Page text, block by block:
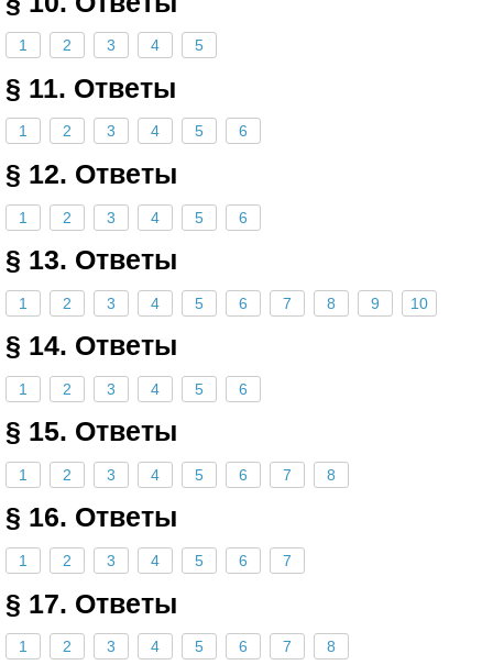
1 2 3 4 5
§ 11. Ответы
1 2 3 4 5 6
§ 12. Ответы
1 2 3 4 5 6
§ 13. Ответы
1 2 3 4 5 6 7 8 9 10
§ 14. Ответы
1 2 3 4 5 6
§ 15. Ответы
1 2 3 4 5 6 7 8
§ 16. Ответы
1 2 3 4 5 6 7
§ 17. Ответы
1 2 3 4 5 6 7 8